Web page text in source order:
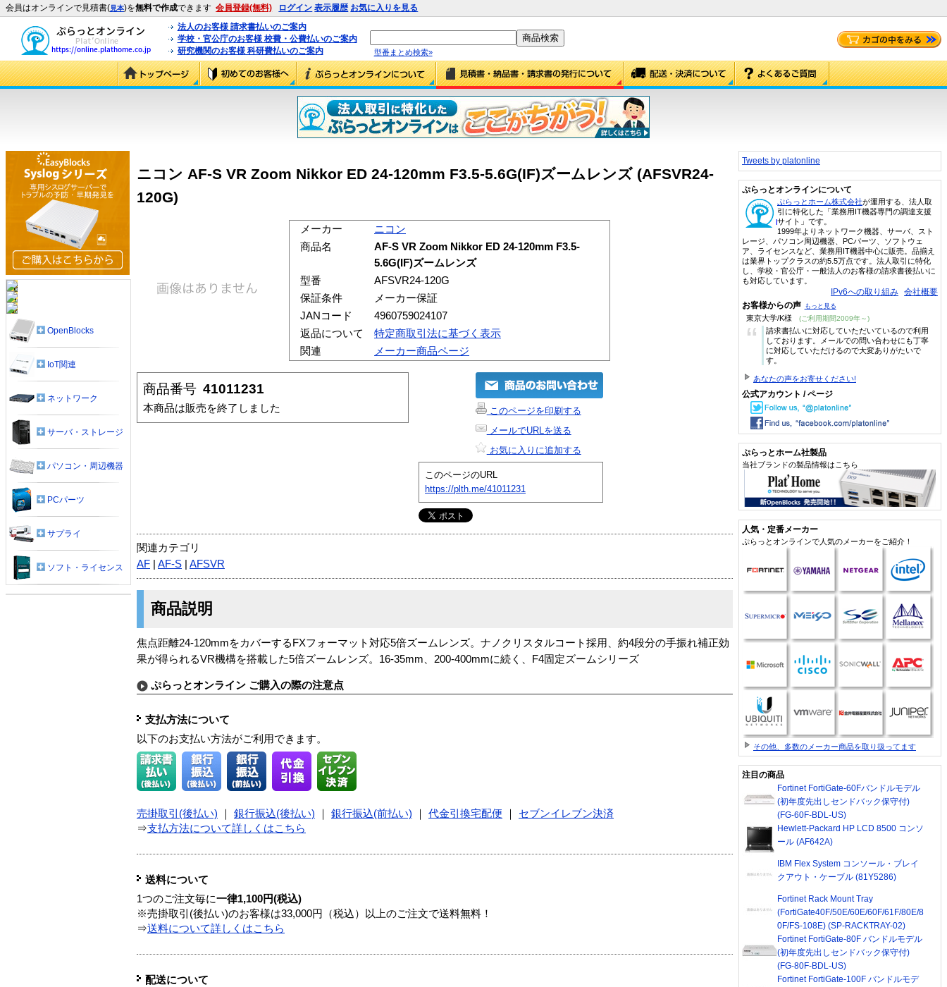
会員はオンラインで見積書(見本)を無料で作成できます 会員登録(無料) ログイン 表示履歴 お気に入りを見る
法人のお客様 請求書払いのご案内
学校・官公庁のお客様 校費・公費払いのご案内
研究機関のお客様 科研費払いのご案内
型番まとめ検索»
ニコン AF-S VR Zoom Nikkor ED 24-120mm F3.5-5.6G(IF)ズームレンズ (AFSVR24-
120G)
メーカー
ニコン
商品名
AF-S VR Zoom Nikkor ED 24-120mm F3.5-
5.6G(IF)ズームレンズ
型番
AFSVR24-120G
保証条件
メーカー保証
JANコード
4960759024107
返品について
特定商取引法に基づく表示
関連
メーカー商品ページ
商品番号 41011231
本商品は販売を終了しました
このページを印刷する
メールでURLを送る
お気に入りに追加する
このページのURL
https://plth.me/41011231
関連カテゴリ
AF
AF-S AFSVR
商品説明
焦点距離24-120mmをカバーするFXフォーマット対応5倍ズームレンズ。ナノクリスタルコート採用、約4段分の手振れ補正効
果が得られるVR機構を搭載した5倍ズームレンズ。16-35mm、200-400mmに続く、F4固定ズームシリーズ
ぷらっとオンライン ご購入の際の注意点
支払方法について
以下のお支払い方法がご利用できます。
売掛取引(後払い) 銀行振込(後払い) 銀行振込(前払い) 代金引換宅配便
セブンイレブン決済
⇒支払方法について詳しくはこちら
送料について
1つのご注文毎に一律1,100円(税込)
※売掛取引(後払い)のお客様は33,000円（税込）以上のご注文で送料無料！
⇒送料について詳しくはこちら
配送について
OpenBlocks
IoT関連
ネットワーク
サーバ・ストレージ
パソコン・周辺機器
PCパーツ
サプライ
ソフト・ライセンス
Tweets by platonline
ぷらっとオンラインについて
ぷらっとホーム株式会社が運用する、法人取
引に特化した「業務用IT機器専門の調達支援
サイト」です。
1999年よりネットワーク機器、サーバ、スト
レージ、パソコン周辺機器、PCパーツ、ソフトウェ
ア、ライセンスなど、業務用IT機器中心に販売。品揃え
は業界トップクラスの約5.5万点です。法人取引に特化
し、学校・官公庁・一般法人のお客様の請求書後払いに
も対応しています。
IPv6への取り組み 会社概要
お客様からの声 もっと見る
東京大学/K様 (ご利用期間2009年～)
“
請求書払いに対応していただいているので利用
しております。メールでの問い合わせにも丁寧
に対応していただけるので大変ありがたいで
す。
あなたの声をお寄せください!
公式アカウント / ページ
ぷらっとホーム社製品
当社ブランドの製品情報はこちら
人気・定番メーカー
ぷらっとオンラインで人気のメーカーをご紹介！
その他、多数のメーカー商品を取り扱ってます
注目の商品
Fortinet FortiGate-60Fバンドルモデル
(初年度先出しセンドバック保守付)
(FG-60F-BDL-US)
Hewlett-Packard HP LCD 8500 コンソ
ール (AF642A)
IBM Flex System コンソール・ブレイ
クアウト・ケーブル (81Y5286)
Fortinet Rack Mount Tray
(FortiGate40F/50E/60E/60F/61F/80E/8
0F/FS-108E) (SP-RACKTRAY-02)
Fortinet FortiGate-80F バンドルモデル
(初年度先出しセンドバック保守付)
(FG-80F-BDL-US)
Fortinet FortiGate-100F バンドルモデ